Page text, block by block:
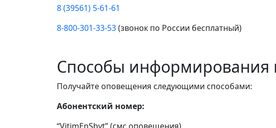
8 (39561) 5-61-61
8-800-301-33-53(звонок по России бесплатный)
Способы информирования
Получайте оповещения следующими способами:
Абонентский номер: